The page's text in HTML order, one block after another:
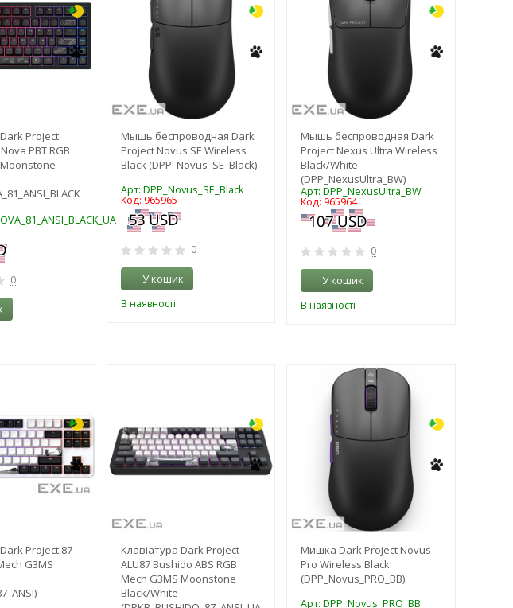
Project
PBT RGB
0
Мышь беспроводная Dark
Project Novus SE Wireless
Black (DPP_Novus_SE_Black)
Арт: DPP_Novus_SE_Black
Код: 965965
0
У кошик
В наявності
Мышь беспроводная Dark
Project Nexus Ultra Wireless
Black/White
(DPP_NexusUltra_BW)
Арт: DPP_NexusUltra_BW
Код: 965964
0
У кошик
В наявності
Project 87
G3MS
Клавіатура Dark Project
ALU87 Bushido ABS RGB
Mech G3MS Moonstone
Black/White
Мишка Dark Project Novus
Pro Wireless Black
(DPP_Novus_PRO_BB)
Арт: DPP_Novus_PRO_BB